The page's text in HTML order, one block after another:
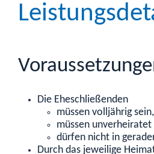
Die Eheschließenden
müssen volljährig sein,
müssen unverheiratet
dürfen nicht in
Durch das jeweilige